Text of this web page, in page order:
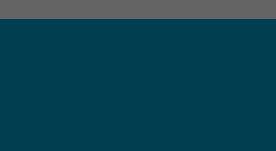
Stimmtherapeutische Behandlung